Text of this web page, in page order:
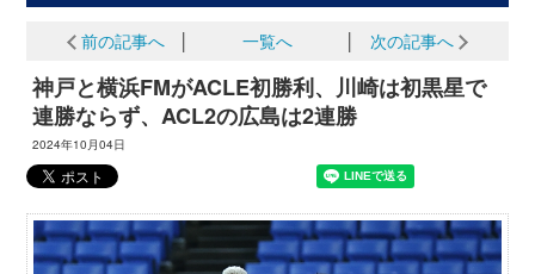
前の記事へ 一覧へ 次の記事へ
神戸と横浜FMがACLE初勝利、川崎は初黒星で
連勝ならず、ACL2の広島は2連勝
2024年10月04日